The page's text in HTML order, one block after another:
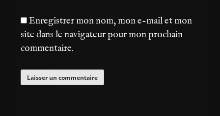
Enregistrer mon nom, mon e-mail et mon
site dans le navigateur pour mon prochain
commentaire.